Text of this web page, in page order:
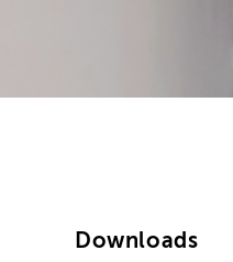
Downloads